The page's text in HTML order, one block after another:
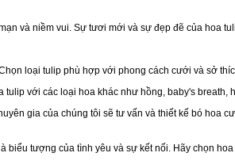
và niềm vui. Sự tươi mới và sự đẹp đẽ của hoa
loại tulip phù hợp với phong cách cưới và sở
tulip với các loại hoa khác như hồng, baby's breath,
gia của chúng tôi sẽ tư vấn và thiết kế bó hoa
tượng của tình yêu và sự kết nối. Hãy chọn